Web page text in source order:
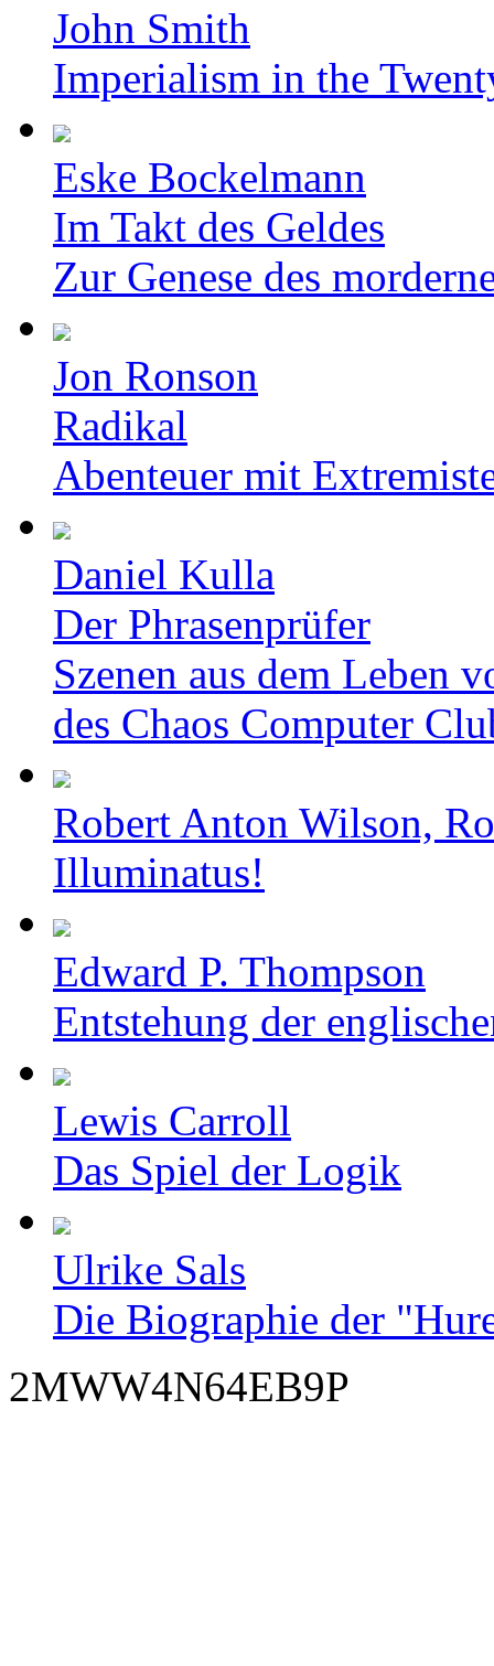
John Smith
Imperialism in the
Eske Bockelmann
Im Takt des Geldes
Zur Genese des
Jon Ronson
Radikal
Abenteuer mit
Daniel Kulla
Der Phrasenprüfer
Szenen aus dem Leben
des Chaos Computer
Robert Anton Wilson,
Illuminatus!
Edward P. Thompson
Entstehung der
Lewis Carroll
Das Spiel der Logik
Ulrike Sals
Die Biographie der
2MWW4N64EB9P